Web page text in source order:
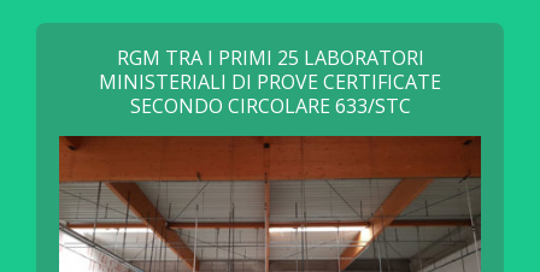
RGM TRA I PRIMI 25 LABORATORI
MINISTERIALI DI PROVE CERTIFICATE
SECONDO CIRCOLARE 633/STC